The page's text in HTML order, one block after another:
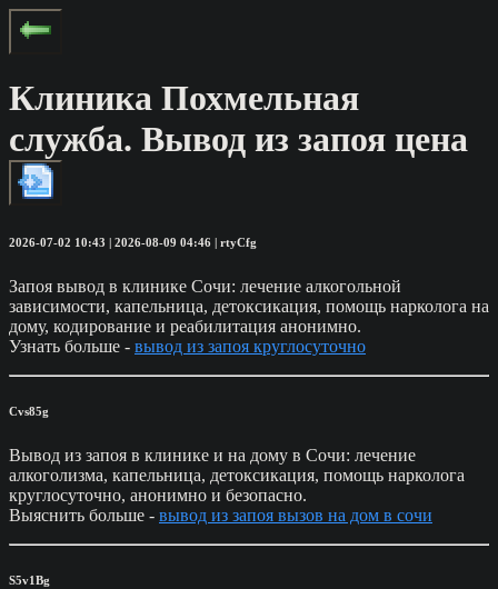
Клиника Похмельная
служба. Вывод из запоя цена
2026-07-02 10:43 | 2026-08-09 04:46 | rtyCfg
Запоя вывод в клинике Сочи: лечение алкогольной
зависимости, капельница, детоксикация, помощь нарколога на
дому, кодирование и реабилитация анонимно.
Узнать больше - вывод из запоя круглосуточно
Cvs85g
Вывод из запоя в клинике и на дому в Сочи: лечение
алкоголизма, капельница, детоксикация, помощь нарколога
круглосуточно, анонимно и безопасно.
Выяснить больше - вывод из запоя вызов на дом в сочи
S5v1Bg